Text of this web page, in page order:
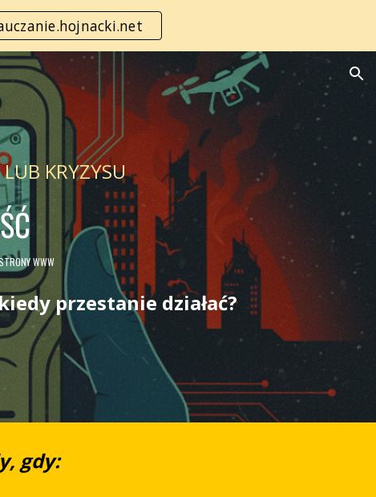
KRYZYSU
WWW
przestanie działać?
gdy: